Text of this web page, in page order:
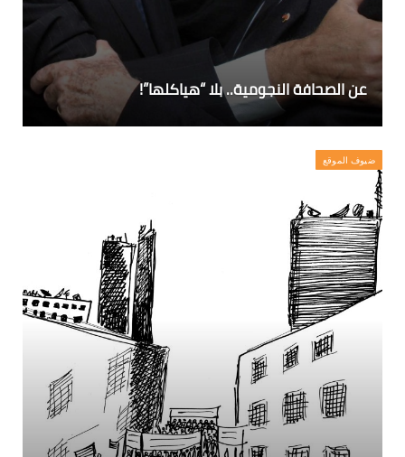
عن الصحافة النجومية.. بلا “هياكلها”!
ضيوف الموقع